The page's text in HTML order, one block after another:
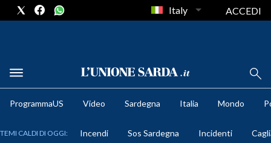
METEO
Italy ACCEDI
ProgrammaUS Video Sardegna Italia Mondo
TEMI CALDI DI OGGI: Incendi Sos Sardegna Incidenti